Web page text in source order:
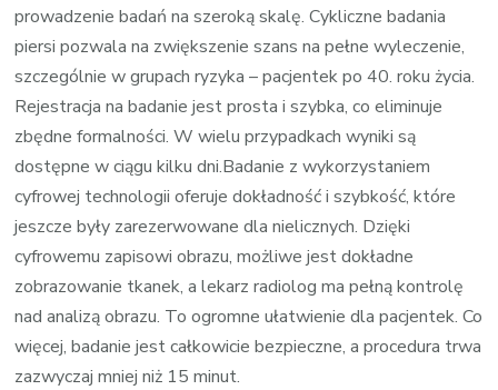
prowadzenie badań na szeroką skalę. Cykliczne badania
piersi pozwala na zwiększenie szans na pełne wyleczenie,
szczególnie w grupach ryzyka – pacjentek po 40. roku życia.
Rejestracja na badanie jest prosta i szybka, co eliminuje
zbędne formalności. W wielu przypadkach wyniki są
dostępne w ciągu kilku dni.Badanie z wykorzystaniem
cyfrowej technologii oferuje dokładność i szybkość, które
jeszcze były zarezerwowane dla nielicznych. Dzięki
cyfrowemu zapisowi obrazu, możliwe jest dokładne
zobrazowanie tkanek, a lekarz radiolog ma pełną kontrolę
nad analizą obrazu. To ogromne ułatwienie dla pacjentek. Co
więcej, badanie jest całkowicie bezpieczne, a procedura trwa
zazwyczaj mniej niż 15 minut.